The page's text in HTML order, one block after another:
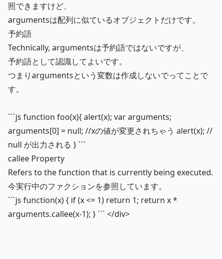
照できますけど、
argumentsは配列に似ているオブジェクトだけです。
予約語
Technically, argumentsは予約語ではないですが、
予約語として認識してよいです。
つまりargumentsという変数は作成しないでってことで
す。
```js function foo(x){ alert(x); var arguments;
arguments[0] = null; //xの値が変更されちゃう alert(x); //
null が出力される } ```
callee Property
Refers to the function that is currently being executed.
今実行中のファクションを参照しています。
```js function(x) { if (x <= 1) return 1; return x *
arguments.callee(x-1); } ``` </div>